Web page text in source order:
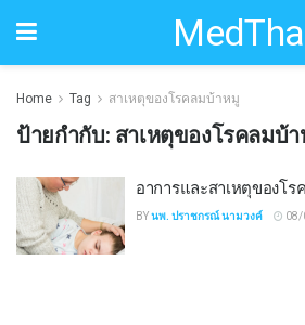
Home Tag สาเหตุของโรคลมบ้าหมู
ป้ายกำกับ: สาเหตุของโรคลมบ้
อาการและสาเหตุของโร
BYนพ. ปราชกรณ์ นามวงค์ 08/